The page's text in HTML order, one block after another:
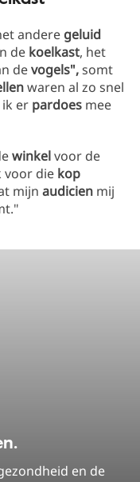
andere geluid
de koelkast, het
devogels",somt
waren al zo snel
er pardoes mee
winkelvoor de
voor die kop
mijn audicien mij
en de